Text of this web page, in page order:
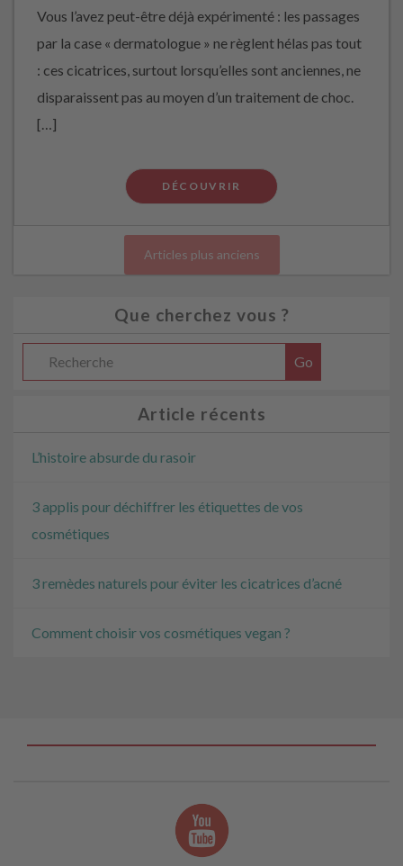
Vous l’avez peut-être déjà expérimenté : les passages
par la case « dermatologue » ne règlent hélas pas tout
: ces cicatrices, surtout lorsqu’elles sont anciennes, ne
disparaissent pas au moyen d’un traitement de choc.
[…]
DÉCOUVRIR
Articles plus anciens
Que cherchez vous ?
Article récents
L’histoire absurde du rasoir
3 applis pour déchiffrer les étiquettes de vos
cosmétiques
3 remèdes naturels pour éviter les cicatrices d’acné
Comment choisir vos cosmétiques vegan ?